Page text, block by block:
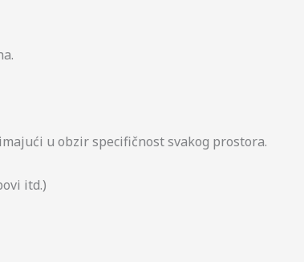
u obzir specifičnost svakog prostora.
itd.)